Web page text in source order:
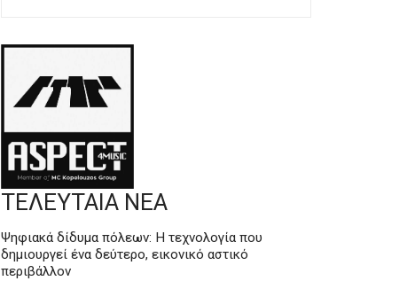
ΤΕΛΕΥΤΑΙΑ ΝΕΑ
Ψηφιακά δίδυμα πόλεων: Η τεχνολογία που
δημιουργεί ένα δεύτερο, εικονικό αστικό
περιβάλλον